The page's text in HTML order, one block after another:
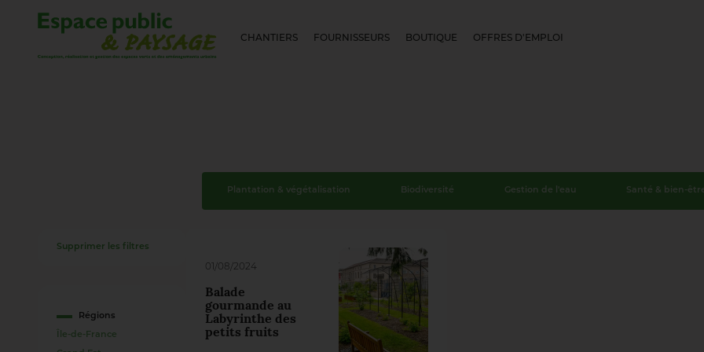
CHANTIERS FOURNISSEURS BOUTIQUE OFFRES D'EMPLOI
Plantation & végétalisation Biodiversité Gestion de l'eau Santé & bien-
Supprimer les filtres
Régions
Île-de-France
01/08/2024
Balade
gourmande au
Labyrinthe des
petits fruits